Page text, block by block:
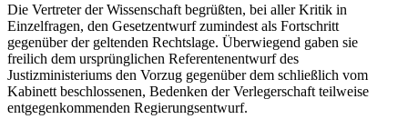
Die Vertreter der Wissenschaft begrüßten, bei aller Kritik in
Einzelfragen, den Gesetzentwurf zumindest als Fortschritt
gegenüber der geltenden Rechtslage. Überwiegend gaben sie
freilich dem ursprünglichen Referentenentwurf des
Justizministeriums den Vorzug gegenüber dem schließlich vom
Kabinett beschlossenen, Bedenken der Verlegerschaft teilweise
entgegenkommenden Regierungsentwurf.